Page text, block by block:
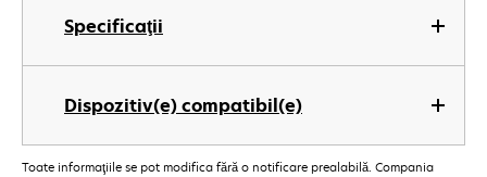
Specificaţii
Dispozitiv(e) compatibil(e)
Toate informaţiile se pot modifica fără o notificare prealabilă. Compania